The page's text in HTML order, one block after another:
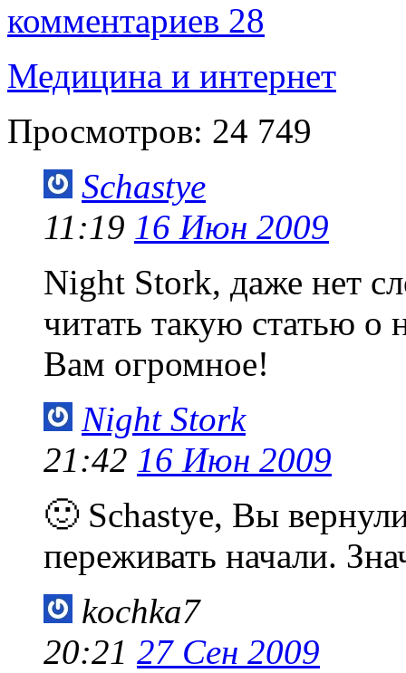
комментариев 28
Медицина и интернет
Просмотров: 24 749
Schastye
11:19 16 Июн 2009
Night Stork, даже нет
читать такую статью о
Вам огромное!
Night Stork
21:42 16 Июн 2009
🙂 Schastye, Вы
переживать начали.
kochka7
20:21 27 Сен 2009